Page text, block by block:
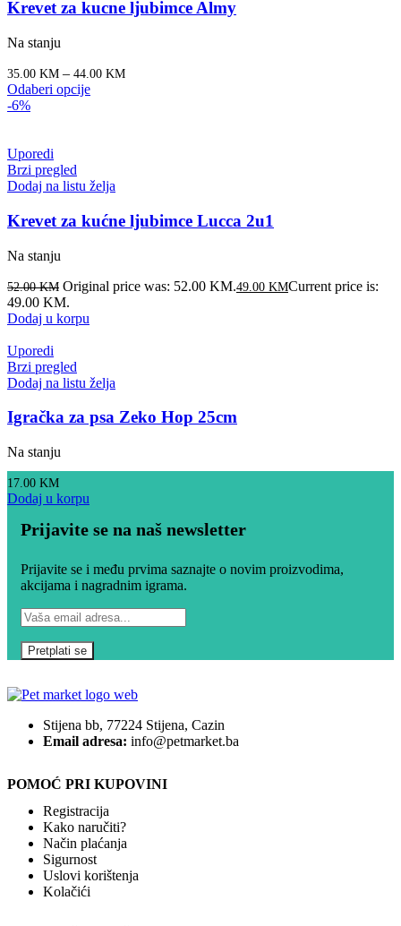
Krevet za kucne ljubimce Almy
Na stanju
35.00 KM – 44.00 KM
Odaberi opcije
-6%
Uporedi
Brzi pregled
Dodaj na listu želja
Krevet za kućne ljubimce Lucca 2u1
Na stanju
52.00KM Original price was: 52.00 KM.49.00 KMCurrent price is:
49.00 KM.
Dodaj u korpu
Uporedi
Brzi pregled
Dodaj na listu želja
Igračka za psa Zeko Hop 25cm
Na stanju
17.00 KM
Dodaj u korpu
Prijavite se na naš newsletter
Prijavite se i među prvima saznajte o novim proizvodima,
akcijama i nagradnim igrama.
Stijena bb, 77224 Stijena, Cazin
Email adresa: info@petmarket.ba
POMOĆ PRI KUPOVINI
Registracija
Kako naručiti?
Način plaćanja
Sigurnost
Uslovi korištenja
Kolačići